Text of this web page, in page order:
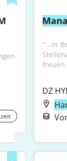
"...in
freuen
DZ